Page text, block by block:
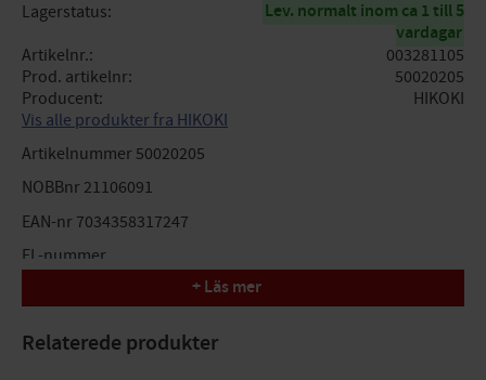
Lagerstatus
Lev. normalt inom ca 1 till 5
vardagar
Artikelnr.
003281105
Prod. artikelnr
50020205
Producent
HIKOKI
Vis alle produkter fra HIKOKI
Artikelnummer 50020205
NOBBnr 21106091
EAN-nr 7034358317247
EL-nummer
Benämning 1 KLAMMER 540 CNK
+ Läs mer
Relaterede produkter